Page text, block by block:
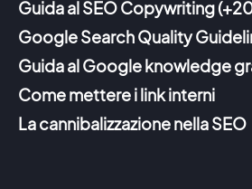
Guida al SEO Copywriting
Google Search Quality
Guida al Google knowledge
Come mettere i link interni
La cannibalizzazione nella SEO